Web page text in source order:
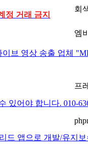
정 거래 금지
회
엠
브 영상 송출 업체
프
어야 합니다. 010-
앱으로 개발/유지